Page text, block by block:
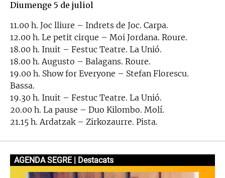
Diumenge 5 de juliol
11.00 h. Joc lliure – Indrets de Joc. Carpa.
12.00 h. Le petit cirque – Moi Jordana. Roure.
18.00 h. Inuit – Festuc Teatre. La Unió.
18.00 h. Augusto – Balagans. Roure.
19.00 h. Show for Everyone – Stefan Florescu.
Bassa.
19.30 h. Inuit – Festuc Teatre. La Unió.
20.00 h. La pause – Duo Kilombo. Molí.
21.15 h. Ardatzak – Zirkozaurre. Pista.
AGENDA SEGRE | Destacats